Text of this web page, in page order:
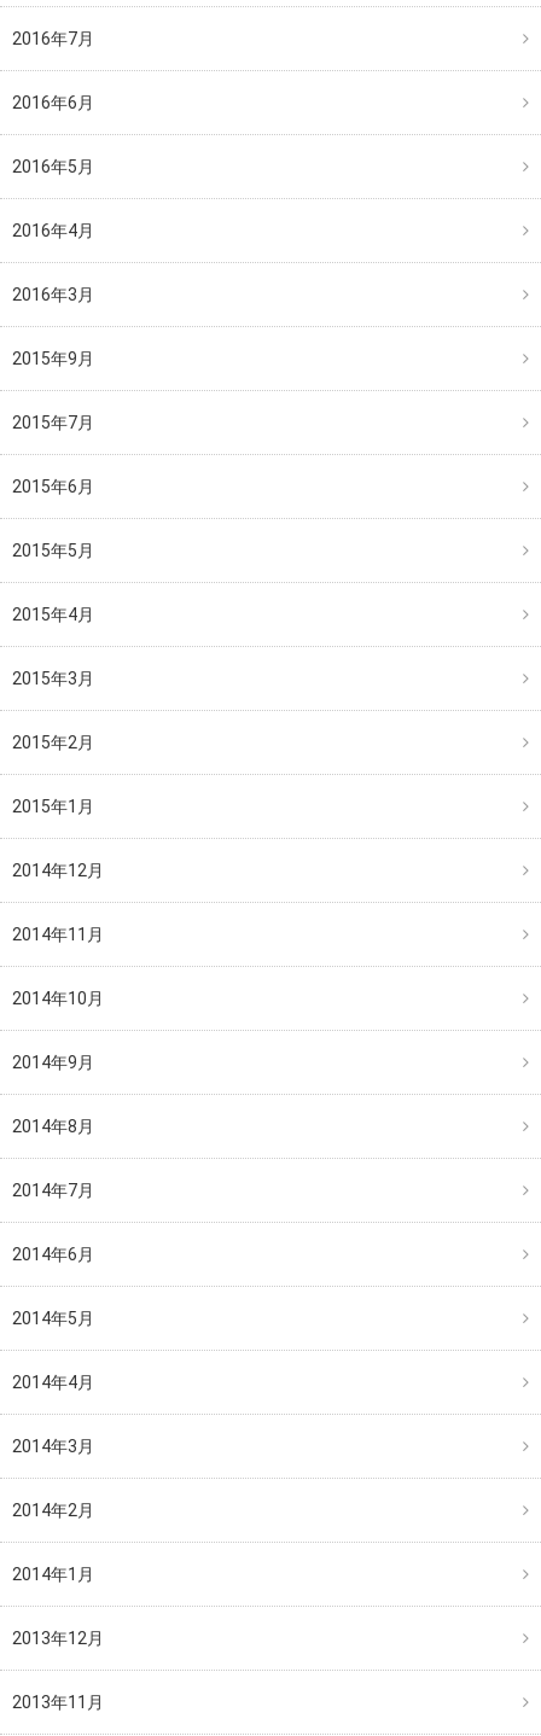
2016年7月
2016年6月
2016年5月
2016年4月
2016年3月
2015年9月
2015年7月
2015年6月
2015年5月
2015年4月
2015年3月
2015年2月
2015年1月
2014年12月
2014年11月
2014年10月
2014年9月
2014年8月
2014年7月
2014年6月
2014年5月
2014年4月
2014年3月
2014年2月
2014年1月
2013年12月
2013年11月